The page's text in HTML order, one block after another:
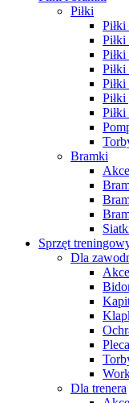
Piłki
Piłki
Bramki
Sprzęt
Dla
Dla trenera